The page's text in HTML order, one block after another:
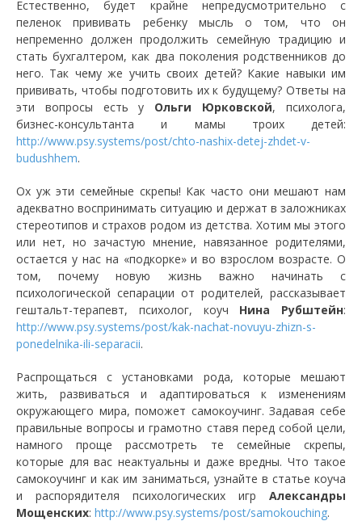
Естественно, будет крайне непредусмотрительно с
пеленок прививать ребенку мысль о том, что он
непременно должен продолжить семейную традицию и
стать бухгалтером, как два поколения родственников до
него. Так чему же учить своих детей? Какие навыки им
прививать, чтобы подготовить их к будущему? Ответы на
эти вопросы есть у Ольги Юрковской, психолога,
бизнес-консультанта и мамы троих детей:
http://www.psy.systems/post/chto-nashix-detej-zhdet-v-
budushhem.
Ох уж эти семейные скрепы! Как часто они мешают нам
адекватно воспринимать ситуацию и держат в заложниках
стереотипов и страхов родом из детства. Хотим мы этого
или нет, но зачастую мнение, навязанное родителями,
остается у нас на «подкорке» и во взрослом возрасте. О
том, почему новую жизнь важно начинать с
психологической сепарации от родителей, рассказывает
гештальт-терапевт, психолог, коуч Нина Рубштейн:
http://www.psy.systems/post/kak-nachat-novuyu-zhizn-s-
ponedelnika-ili-separacii.
Распрощаться с установками рода, которые мешают
жить, развиваться и адаптироваться к изменениям
окружающего мира, поможет самокоучинг. Задавая себе
правильные вопросы и грамотно ставя перед собой цели,
намного проще рассмотреть те семейные скрепы,
которые для вас неактуальны и даже вредны. Что такое
самокоучинг и как им заниматься, узнайте в статье коуча
и распорядителя психологических игр Александры
Мощенских: http://www.psy.systems/post/samokouching.